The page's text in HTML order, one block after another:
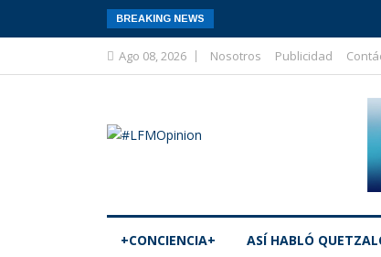
BREAKING NEWS
Ago 08, 2026 Nosotros Publicidad
+CONCIENCIA+ ASÍ­ HABLÓ